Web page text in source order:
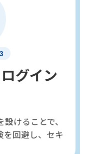
グイン
けることで、
回避し、セキ